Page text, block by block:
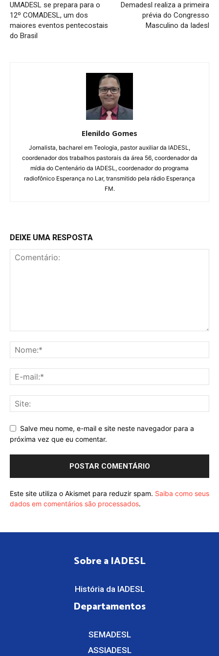
UMADESL se prepara para o
12º COMADESL, um dos
maiores eventos pentecostais
do Brasil
Demadesl realiza a primeira
prévia do Congresso
Masculino da Iadesl
Elenildo Gomes
Jornalista, bacharel em Teologia, pastor auxiliar da IADESL,
coordenador dos trabalhos pastorais da área 56, coordenador da
mídia do Centenário da IADESL, coordenador do programa
radiofônico Esperança no Lar, transmitido pela rádio Esperança
FM.
DEIXE UMA RESPOSTA
Salve meu nome, e-mail e site neste navegador para a
próxima vez que eu comentar.
Este site utiliza o Akismet para reduzir spam. Saiba como seus
dados em comentários são processados.
Sobre a IADESL
História da IADESL
Departamentos
SEMADESL
ASSIADESL